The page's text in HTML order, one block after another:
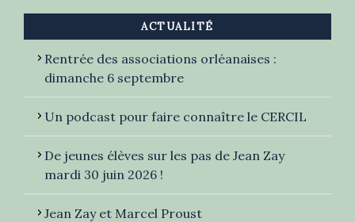
ACTUALITÉ
Rentrée des associations orléanaises :
dimanche 6 septembre
Un podcast pour faire connaître le CERCIL
De jeunes élèves sur les pas de Jean Zay
mardi 30 juin 2026 !
Jean Zay et Marcel Proust